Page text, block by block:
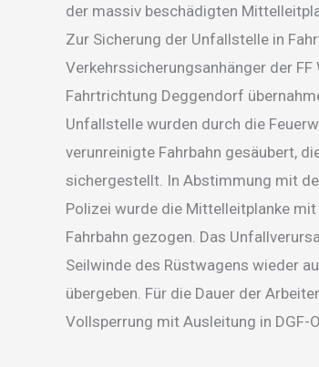
der massiv beschädigten
Zur Sicherung der Unfallstelle in
Verkehrssicherungsanhänger der
Fahrtrichtung Deggendorf
Unfallstelle wurden durch die
verunreinigte Fahrbahn gesäubert,
sichergestellt. In Abstimmung mit
Polizei wurde die Mittelleitplanke
Fahrbahn gezogen. Das
Seilwinde des Rüstwagens wieder
übergeben. Für die Dauer der
Vollsperrung mit Ausleitung in